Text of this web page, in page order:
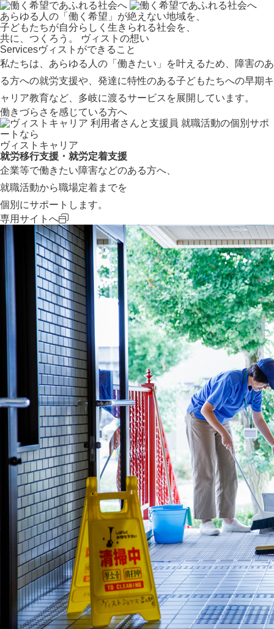
あらゆる人の「働く希望」が絶えない地域を、
子どもたちが自分らしく生きられる社会を、
共に、つくろう。
ヴィストの想い
Servicesヴィストができること
私たちは、あらゆる人の「働きたい」を叶えるため、障害のあ
る方への就労支援や、発達に特性のある子どもたちへの早期キ
ャリア教育など、多岐に渡るサービスを展開しています。
働きづらさを感じている方へ
就職活動の個別サポ
ートなら
ヴィストキャリア
就労移行支援・就労定着支援
企業等で働きたい障害などのある方へ、
就職活動から職場定着までを
個別にサポートします。
専用サイトへ